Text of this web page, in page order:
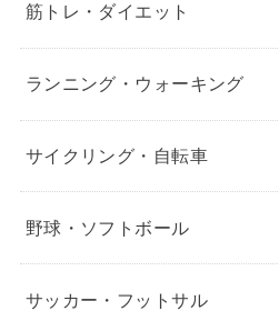
筋トレ・ダイエット
ランニング・ウォーキング
サイクリング・自転車
野球・ソフトボール
サッカー・フットサル